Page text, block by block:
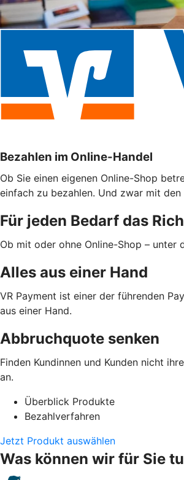
Bezahlen im Online-Handel
Ob Sie einen eigenen Online-Shop
einfach zu bezahlen. Und zwar mit
Für jeden Bedarf das
Ob mit oder ohne Online-Shop – unter
Alles aus einer Hand
VR Payment ist einer der führenden
aus einer Hand.
Abbruchquote senken
Finden Kundinnen und Kunden nicht
an.
Überblick Produkte
Bezahlverfahren
Jetzt Produkt auswählen
Was können wir für Sie